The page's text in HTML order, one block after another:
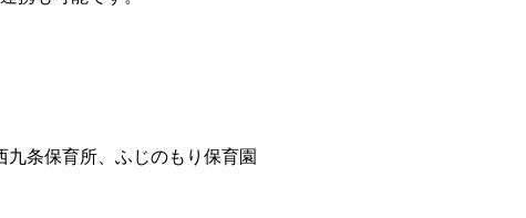
条保育所、ふじのもり保育園